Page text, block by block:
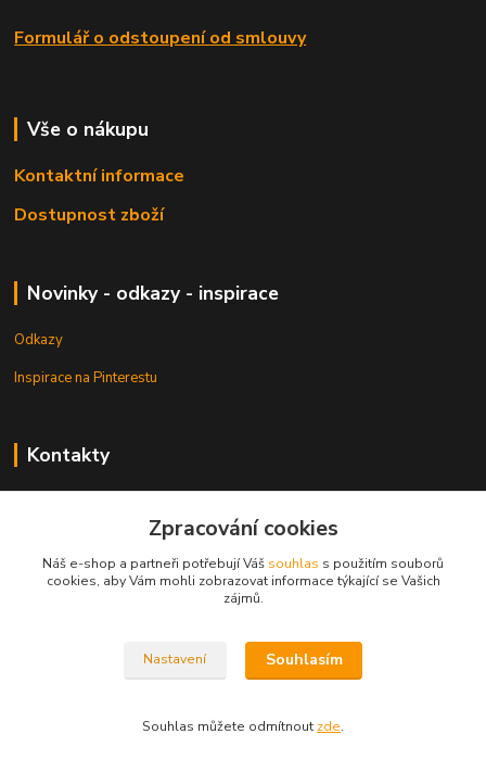
Formulář o odstoupení od smlouvy
Vše o nákupu
Kontaktní informace
Dostupnost zboží
Novinky - odkazy - inspirace
Odkazy
Inspirace na Pinterestu
Kontakty
+420 608 835 880
info@dlata.eu
© Copyright 2013 - 2026 Dlata.eu
Zpracování cookies
Náš e-shop a partneři potřebují Váš souhlas s použitím souborů
cookies, aby Vám mohli zobrazovat informace týkající se Vašich
zájmů.
Nastavení Souhlasím
Souhlas můžete odmítnout zde.